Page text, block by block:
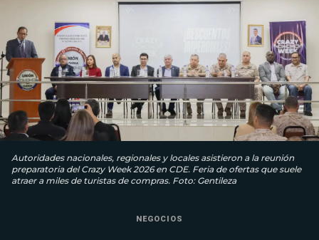
Autoridades nacionales, regionales y locales asistieron a la reunión
preparatoria del Crazy Week 2026 en CDE. Feria de ofertas que suele
atraer a miles de turistas de compras. Foto: Gentileza
NEGOCIOS